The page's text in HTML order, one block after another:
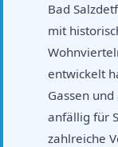
Bad
mit
entwickelt
Gassen
anfällig für
zahlreiche